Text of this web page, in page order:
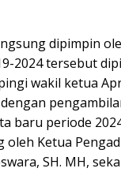
dipimpin
2024 tersebut
wakil ketua
baru periode
oleh Ketua
SH. MH,